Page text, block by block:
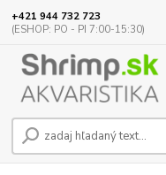
+421 944 732 723
(ESHOP: PO - PI 7:00-15:30)